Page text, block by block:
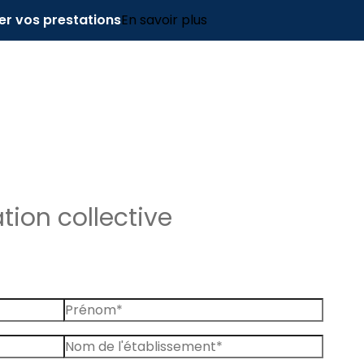
vos prestationsEn savoir plus
collective